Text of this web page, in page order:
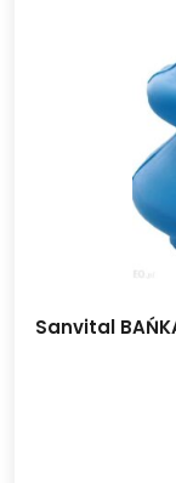
Sanvital